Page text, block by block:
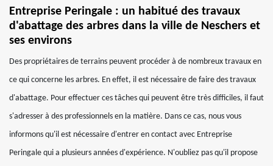
Entreprise Peringale : un habitué des travaux
d'abattage des arbres dans la ville de Neschers et
ses environs
Des propriétaires de terrains peuvent procéder à de nombreux travaux en
ce qui concerne les arbres. En effet, il est nécessaire de faire des travaux
d'abattage. Pour effectuer ces tâches qui peuvent être très difficiles, il faut
s'adresser à des professionnels en la matière. Dans ce cas, nous vous
informons qu'il est nécessaire d'entrer en contact avec Entreprise
Peringale qui a plusieurs années d'expérience. N'oubliez pas qu'il propose